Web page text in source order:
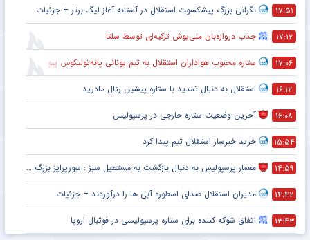
۱۷:۵۱ نگرانی بزرگ پیشکسوت استقلال در آستانه آغاز لیگ برتر + جزئیات
۱۷:۱۲ جذب دروازه‌بان ملی‌پوش ترکیه‌ای توسط سلتا
۱۷:۰۶ ستاره محبوب هواداران استقلال به تیم یونانی پانه‌تولیکوس پیوست
۱۶:۱۲ استقلال به دنبال تمدید با ستاره پیشین رئال مادرید
۱۶:۰۸ آخرین وضعیت ستاره خارجی در پرسپولیس
۱۵:۵۴ خرید خبرساز استقلال تیم پیدا کرد
۱۴:۵۹ معمار پرسپولیس به دنبال بازگشت به مستطیل سبز ؛ سورپرایز بزرگ در راه است ؟ + جزئیات
۱۴:۴۲ مدیران استقلال صدای اسطوره آبی ها را درآوردند + جزئیات
۱۳:۴۳ اتفاق شوکه کننده برای ستاره پرسپولیسی در فوتبال اروپا